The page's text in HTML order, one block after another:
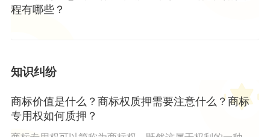
程有哪些？
知识纠纷
商标价值是什么？商标权质押需要注意什么？商标
专用权如何质押？